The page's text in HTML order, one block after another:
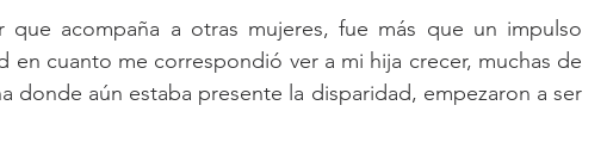
que acompaña a otras mujeres, fue más que un impulso
en cuanto me correspondió ver a mi hija crecer, muchas de
donde aún estaba presente la disparidad, empezaron a ser